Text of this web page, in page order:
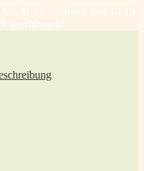
31.07.2026 nur von 10-13
geschlossen!